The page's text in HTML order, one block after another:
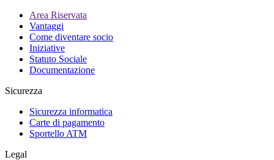
Area Riservata
Vantaggi
Come diventare socio
Iniziative
Statuto Sociale
Documentazione
Sicurezza
Sicurezza informatica
Carte di pagamento
Sportello ATM
Legal